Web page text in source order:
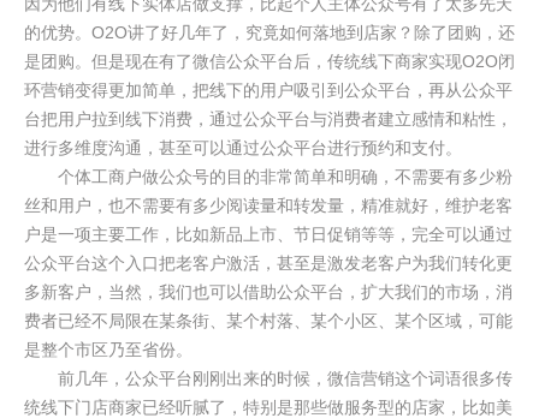
的优势。O2O讲了好几年了，究竟如何落地到店家？除了团购，还
是团购。但是现在有了微信公众平台后，传统线下商家实现O2O闭
环营销变得更加简单，把线下的用户吸引到公众平台，再从公众平
台把用户拉到线下消费，通过公众平台与消费者建立感情和粘性，
进行多维度沟通，甚至可以通过公众平台进行预约和支付。
个体工商户做公众号的目的非常简单和明确，不需要有多少粉
丝和用户，也不需要有多少阅读量和转发量，精准就好，维护老客
户是一项主要工作，比如新品上市、节日促销等等，完全可以通过
公众平台这个入口把老客户激活，甚至是激发老客户为我们转化更
多新客户，当然，我们也可以借助公众平台，扩大我们的市场，消
费者已经不局限在某条街、某个村落、某个小区、某个区域，可能
是整个市区乃至省份。
前几年，公众平台刚刚出来的时候，微信营销这个词语很多传
统线下门店商家已经听腻了，特别是那些做服务型的店家，比如美